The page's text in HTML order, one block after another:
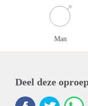
Man
Deel deze